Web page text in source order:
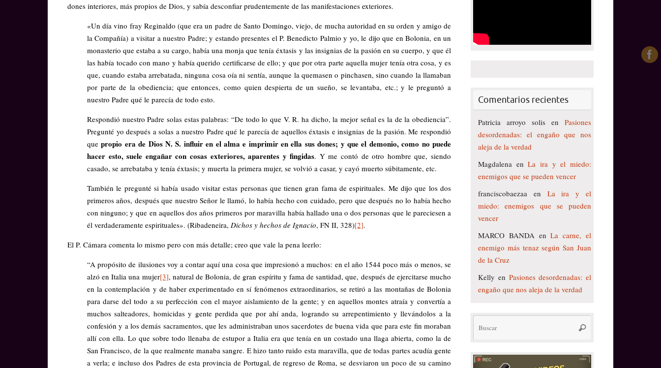
dones interiores, más propios de Dios, y sabía desconfiar prudentemente de las manifestaciones exteriores.
«Un día vino fray Reginaldo (que era un padre de Santo Domingo, viejo, de mucha autoridad en su orden y amigo de
la Compañía) a visitar a nuestro Padre; y estando presentes el P. Benedicto Palmio y yo, le dijo que en Bolonia, en un
monasterio que estaba a su cargo, había una monja que tenía éxtasis y las insignias de la pasión en su cuerpo, y que él
las había tocado con mano y había querido certificarse de ello; y que por otra parte aquella mujer tenía otra cosa, y es
que, cuando estaba arrebatada, ninguna cosa oía ni sentía, aunque la quemasen o pinchasen, sino cuando la llamaban
por parte de la obediencia; que entonces, como quien despierta de un sueño, se levantaba, etc.; y le preguntó a
nuestro Padre qué le parecía de todo esto.
Respondió nuestro Padre solas estas palabras: “De todo lo que V. R. ha dicho, la mejor señal es la de la obediencia”.
Pregunté yo después a solas a nuestro Padre qué le parecía de aquellos éxtasis e insignias de la pasión. Me respondió
quepropio era de Dios N. S. influir en el alma e imprimir en ella sus dones; y que el demonio, como no puede
hacer esto, suele engañar con cosas exteriores, aparentes y fingidas. Y me contó de otro hombre que, siendo
casado, se arrebataba y tenía éxtasis; y muerta la primera mujer, se volvió a casar, y cayó muerto súbitamente, etc.
También le pregunté si había usado visitar estas personas que tienen gran fama de espirituales. Me dijo que los dos
primeros años, después que nuestro Señor le llamó, lo había hecho con cuidado, pero que después no lo había hecho
con ninguno; y que en aquellos dos años primeros por maravilla había hallado una o dos personas que le pareciesen a
él verdaderamente espirituales». (Ribadeneira, Dichos y hechos de Ignacio, FN II, 328)[2].
El P. Cámara comenta lo mismo pero con más detalle; creo que vale la pena leerlo:
“A propósito de ilusiones voy a contar aquí una cosa que impresionó a muchos: en el año 1544 poco más o menos, se
alzó en Italia una mujer[3], natural de Bolonia, de gran espíritu y fama de santidad, que, después de ejercitarse mucho
en la contemplación y de haber experimentado en sí fenómenos extraordinarios, se retiró a las montañas de Bolonia
para darse del todo a su perfección con el mayor aislamiento de la gente; y en aquellos montes atraía y convertía a
muchos salteadores, homicidas y gente perdida que por ahí anda, logrando su arrepentimiento y llevándolos a la
confesión y a los demás sacramentos, que les administraban unos sacerdotes de buena vida que para este fin moraban
allí con ella. Lo que sobre todo llenaba de estupor a Italia era que tenía en un costado una llaga abierta, como la de
San Francisco, de la que realmente manaba sangre. E hizo tanto ruido esta maravilla, que de todas partes acudía gente
a verla; e incluso dos Padres de esta provincia de Portugal, de regreso de Roma, se desviaron un poco de su camino
Comentarios recientes
Patricia arroyo solis en Pasiones
desordenadas: el engaño que nos
aleja de la verdad
Magdalena enLa ira y el miedo:
enemigos que se pueden vencer
franciscobaezaa en La ira y el
miedo: enemigos que se pueden
vencer
MARCO BANDAenLa carne, el
enemigo más tenaz según San Juan
de la Cruz
Kelly en Pasiones desordenadas: el
engaño que nos aleja de la verdad
Buscar